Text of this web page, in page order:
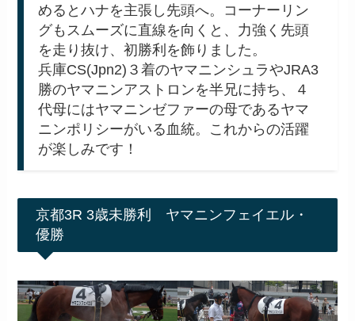
めるとハナを主張し先頭へ。コーナーリン
グもスムーズに直線を向くと、力強く先頭
を走り抜け、初勝利を飾りました。
兵庫CS(Jpn2)３着のヤマニンシュラやJRA3
勝のヤマニンアストロンを半兄に持ち、４
代母にはヤマニンゼファーの母であるヤマ
ニンポリシーがいる血統。これからの活躍
が楽しみです！
京都3R 3歳未勝利 ヤマニンフェイエル・
優勝